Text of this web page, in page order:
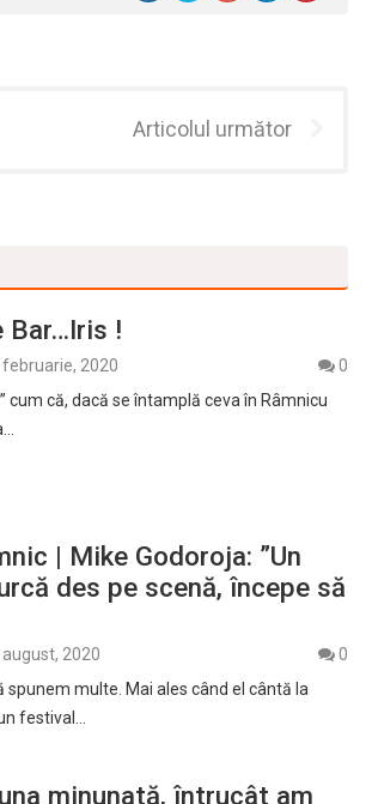
Articolul următor
Bar…Iris !
februarie, 2020
0
că, dacă se întamplă ceva în Râmnicu
| Mike Godoroja: ”Un
des pe scenă, începe să
august, 2020
0
spunem multe. Mai ales când el cântă la
festival…
minunată, întrucât am